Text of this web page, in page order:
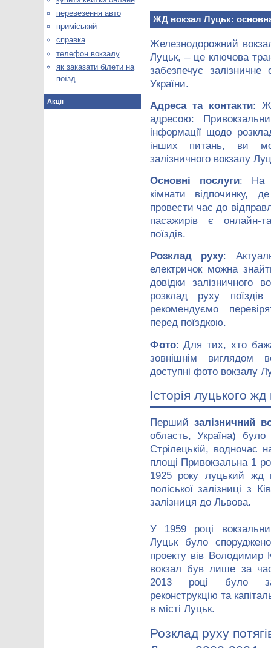
ЖД вокзал Луцьк: основна
Железнодорожний
Луцьк, – це ключова
забезпечує
України.
Адреса та контакти:
адресою:
інформації щодо
інших питань, ви
залізничного вокзалу
Основні послуги: На
кімнати відпочинку,
провести час до
пасажирів є онлайн-
поїздів.
Розклад руху:
електричок можна
довідки залізничного
розклад руху
рекомендуємо
перед поїздкою.
Фото: Для тих, хто
зовнішнім виглядом
доступні фото вокзалу
Історія луцького жд
Перший залізничний
область, Україна)
Стрілецькій, водночас
площі Привокзальна 1
1925 року луцький жд
поліської залізниці з
залізниця до Львова.
У 1959 році
Луцьк було
проекту вів Володимир
вокзал був лише за
2013 році було
реконструкцію та
в місті Луцьк.
Розклад руху
перевезення авто
приміський
справка
телефон вокзалу
як заказати білети на
поїзд
Акції